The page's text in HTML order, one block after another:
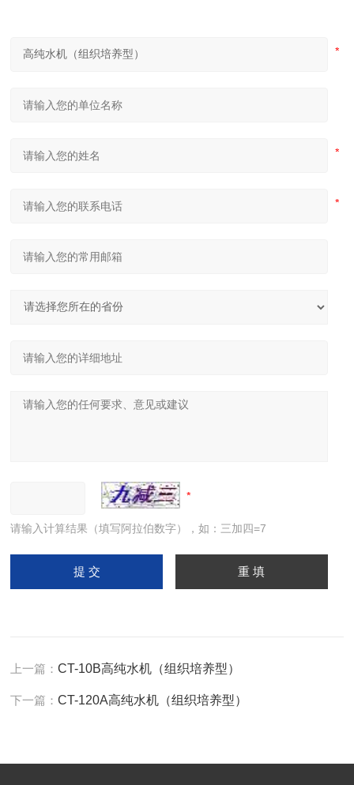
请输入计算结果（填写阿拉伯数字），如：三加四=7
上一篇：CT-10B高纯水机（组织培养型）
下一篇：CT-120A高纯水机（组织培养型）